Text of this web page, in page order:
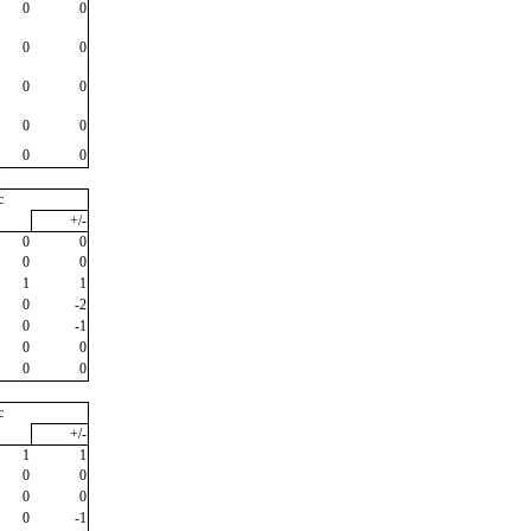
0
0
0
0
0
0
0
0
0
0
+/-
0
0
0
0
1
1
0
-2
0
-1
0
0
0
0
+/-
1
1
0
0
0
0
0 -1